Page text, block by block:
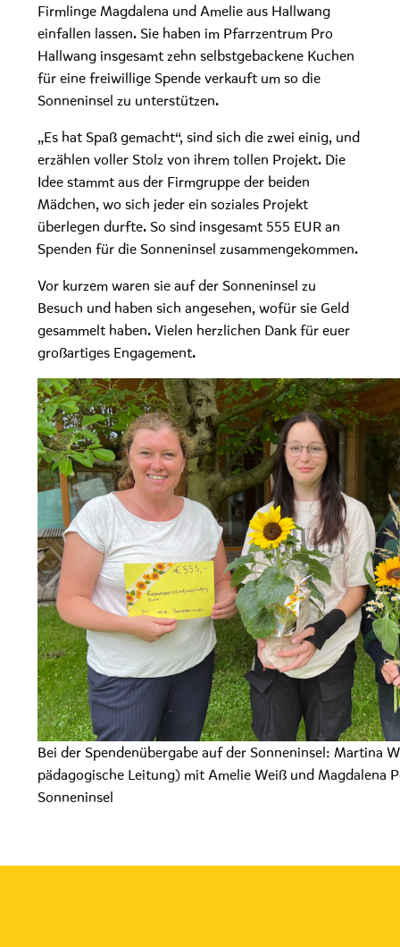
Firmlinge Magdalena und Amelie aus Hallwang
einfallen lassen. Sie haben im Pfarrzentrum Pro
Hallwang insgesamt zehn selbstgebackene Kuchen
für eine freiwillige Spende verkauft um so die
Sonneninsel zu unterstützen.
„Es hat Spaß gemacht“, sind sich die zwei einig, und
erzählen voller Stolz von ihrem tollen Projekt. Die
Idee stammt aus der Firmgruppe der beiden
Mädchen, wo sich jeder ein soziales Projekt
überlegen durfte. So sind insgesamt 555 EUR an
Spenden für die Sonneninsel zusammengekommen.
Vor kurzem waren sie auf der Sonneninsel zu
Besuch und haben sich angesehen, wofür sie Geld
gesammelt haben. Vielen herzlichen Dank für euer
großartiges Engagement.
Bei der Spendenübergabe auf der Sonneninsel: Martina
pädagogische Leitung) mit Amelie Weiß und Magdalena
Sonneninsel